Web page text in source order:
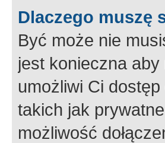
Dlaczego muszę
Być może nie
jest konieczna
umożliwi Ci
takich jak
możliwość